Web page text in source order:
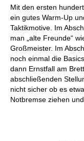
Mit den ersten
ein gutes Warm-Up
Taktikmotive. Im
man „alte Freunde“
Großmeister. Im
noch einmal die
dann Ernstfall am
abschließenden
nicht sicher ob es
Notbremse ziehen